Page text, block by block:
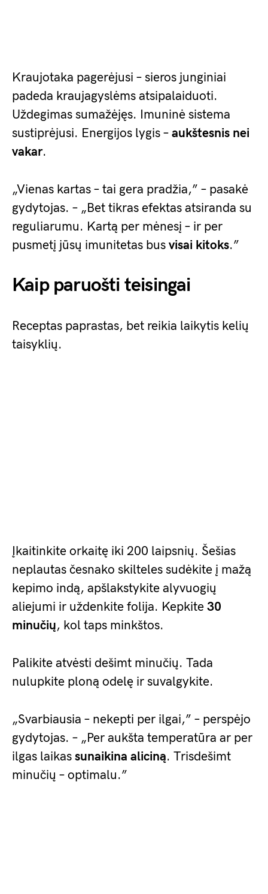
Kraujotaka pagerėjusi – sieros junginiai
padeda kraujagyslėms atsipalaiduoti.
Uždegimas sumažėjęs. Imuninė sistema
sustiprėjusi. Energijos lygis – aukštesnis nei
vakar.
„Vienas kartas – tai gera pradžia,” – pasakė
gydytojas. – „Bet tikras efektas atsiranda su
reguliarumu. Kartą per mėnesį – ir per
pusmetį jūsų imunitetas bus visai kitoks.”
Kaip paruošti teisingai
Receptas paprastas, bet reikia laikytis kelių
taisyklių.
Įkaitinkite orkaitę iki 200 laipsnių. Šešias
neplautas česnako skilteles sudėkite į mažą
kepimo indą, apšlakstykite alyvuogių
aliejumi ir uždenkite folija. Kepkite 30
minučių, kol taps minkštos.
Palikite atvėsti dešimt minučių. Tada
nulupkite ploną odelę ir suvalgykite.
„Svarbiausia – nekepti per ilgai,” – perspėjo
gydytojas. – „Per aukšta temperatūra ar per
ilgas laikas sunaikina aliciną. Trisdešimt
minučių – optimalu.”